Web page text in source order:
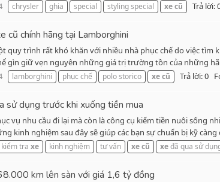
chrysler ghia special styling special xecũ Trả lời:
cũ chính hãng tại Lamborghini
quy trình rất khó khăn với nhiều nhà phục chế do việc
gìn giữ vẹn nguyên những giá trị trường tồn của những
lamborghini phục chế polo storico xecũ Trả lời: 0
sử dụng trước khi xuống tiền mua
vụ nhu cầu đi lại mà còn là công cụ kiếm tiền nuôi sống
kinh nghiệm sau đây sẽ giúp các bạn sự chuẩn bị kỹ
kiểm tra xe kinh nghiệm tư vấn xecũ xeđã qua sử
km lên sàn với giá 1,6 tỷ đồng